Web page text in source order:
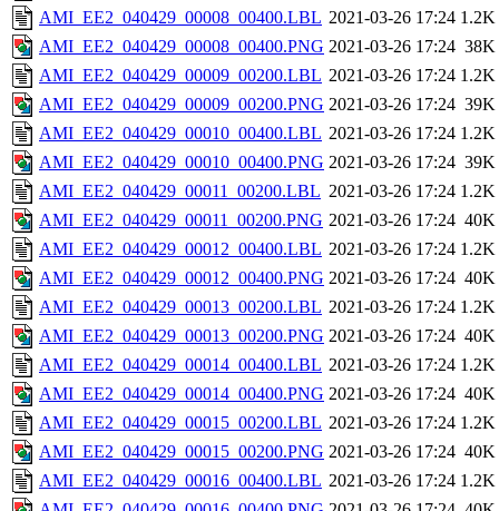
AMI_EE2_040429_00008_00400.LBL 2021-03-26 17:24 1.2K
AMI_EE2_040429_00008_00400.PNG 2021-03-26 17:24 38K
AMI_EE2_040429_00009_00200.LBL 2021-03-26 17:24 1.2K
AMI_EE2_040429_00009_00200.PNG 2021-03-26 17:24 39K
AMI_EE2_040429_00010_00400.LBL 2021-03-26 17:24 1.2K
AMI_EE2_040429_00010_00400.PNG 2021-03-26 17:24 39K
AMI_EE2_040429_00011_00200.LBL 2021-03-26 17:24 1.2K
AMI_EE2_040429_00011_00200.PNG 2021-03-26 17:24 40K
AMI_EE2_040429_00012_00400.LBL 2021-03-26 17:24 1.2K
AMI_EE2_040429_00012_00400.PNG 2021-03-26 17:24 40K
AMI_EE2_040429_00013_00200.LBL 2021-03-26 17:24 1.2K
AMI_EE2_040429_00013_00200.PNG 2021-03-26 17:24 40K
AMI_EE2_040429_00014_00400.LBL 2021-03-26 17:24 1.2K
AMI_EE2_040429_00014_00400.PNG 2021-03-26 17:24 40K
AMI_EE2_040429_00015_00200.LBL 2021-03-26 17:24 1.2K
AMI_EE2_040429_00015_00200.PNG 2021-03-26 17:24 40K
AMI_EE2_040429_00016_00400.LBL 2021-03-26 17:24 1.2K